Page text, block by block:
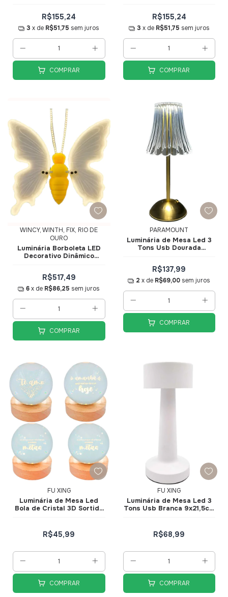
R$155,24
3 x de R$51,75 sem juros
COMPRAR
R$155,24
3 x de R$51,75 sem juros
COMPRAR
WINCY, WINTH, FIX, RIO DE
OURO
Luminária Borboleta LED
Decorativo Dinâmico
R$517,49
6 x de R$86,25 sem juros
COMPRAR
PARAMOUNT
Luminária de Mesa Led 3
Tons Usb Dourada
R$137,99
2 x de R$69,00 sem juros
COMPRAR
FU XING
Luminária de Mesa Led
Bola de Cristal 3D Sortida
R$45,99
COMPRAR
FU XING
Luminária de Mesa Led 3
Tons Usb Branca 9x21,5cm
R$68,99
COMPRAR